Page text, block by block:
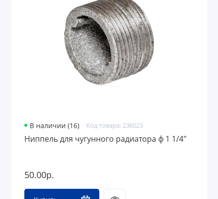
В наличии (16) Код товара: 236023
Ниппель для чугунного радиатора ф 1 1/4"
50.00р.